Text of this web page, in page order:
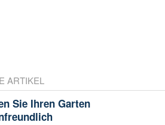
ARTIKEL
Sie Ihren Garten